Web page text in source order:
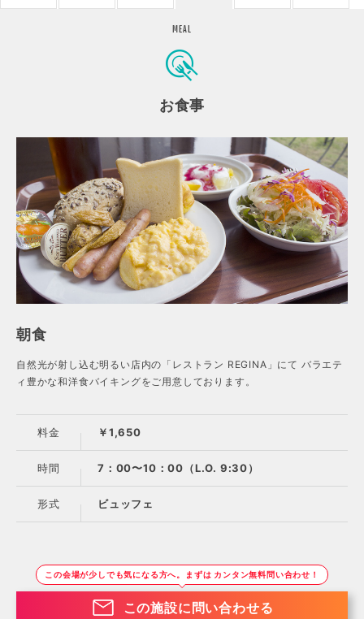
MEAL
お食事
朝食
自然光が射し込む明るい店内の「レストラン REGINA」にて バラエテ
ィ豊かな和洋食バイキングをご用意しております。
料金 ￥1,650
時間 7：00〜10：00（L.O. 9:30）
形式 ビュッフェ
この会場が少しでも気になる方へ。まずは カンタン無料問い合わせ！
この施設に問い合わせる